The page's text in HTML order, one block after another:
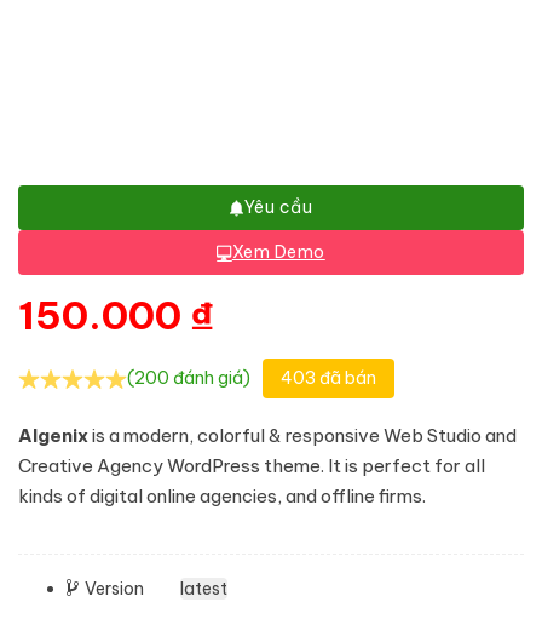
Yêu cầu
Xem Demo
150.000 ₫
(200 đánh giá) 403 đã bán
Algenixis a modern, colorful & responsive Web Studio and
Creative Agency WordPress theme. It is perfect for all
kinds of digital online agencies, and offline firms.
Version latest